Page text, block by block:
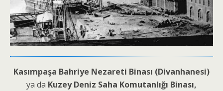
Kasımpaşa Bahriye Nezareti Binası (Divanhanesi)
ya da Kuzey Deniz Saha Komutanlığı Binası,